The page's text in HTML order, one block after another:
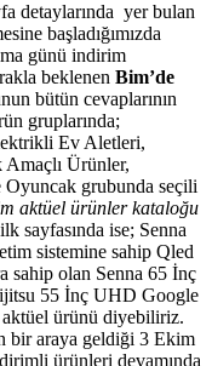
detaylarında yer bulan
başladığımızda
günü indirim
beklenen Bim’de
bütün cevaplarının
gruplarında;
Ev Aletleri,
Ürünler,
grubunda seçili
aktüel ürünler kataloğu
sayfasında ise; Senna
sistemine sahip Qled
sahip olan Senna 65 İnç
55 İnç UHD Google
ürünü diyebiliriz.
bir araya geldiği 3 Ekim
ürünleri devamında